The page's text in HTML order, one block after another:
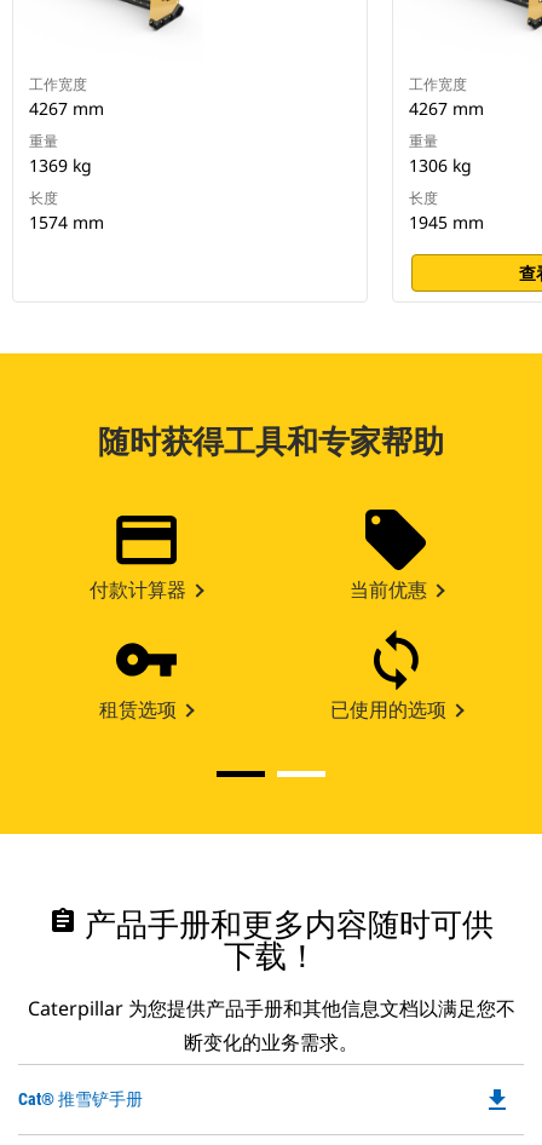
工作宽度
4267 mm
重量
1369 kg
长度
1574 mm
工作宽度
4267 mm
重量
1306 kg
长度
1945 mm
查
随时获得工具和专家帮助
付款计算器 当前优惠
租赁选项 已使用的选项
assignment 产品手册和更多内容随时可供
下载！
Caterpillar 为您提供产品手册和其他信息文档以满足您不
断变化的业务需求。
Cat® 推雪铲手册 file_download